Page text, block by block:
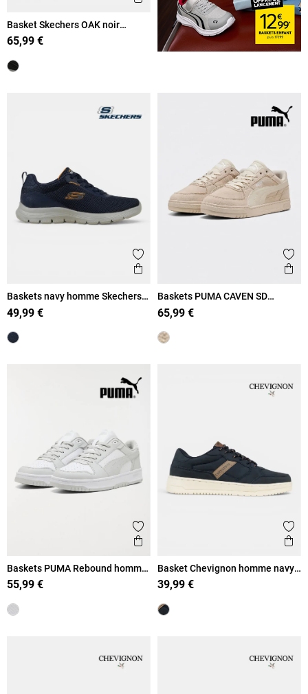
Basket Skechers OAK noir
homme (41-45)
65,99 €
Ajouter aux favoris
Aperçu rapide
Baskets navy homme Skechers
(41-46)
49,99 €
Baskets PUMA CAVEN SD
homme (40-45)
65,99 €
Ajouter aux favoris
Aperçu rapide
Baskets PUMA Rebound homme
(41-46)
55,99 €
Basket Chevignon homme navy
(41-46)
39,99 €